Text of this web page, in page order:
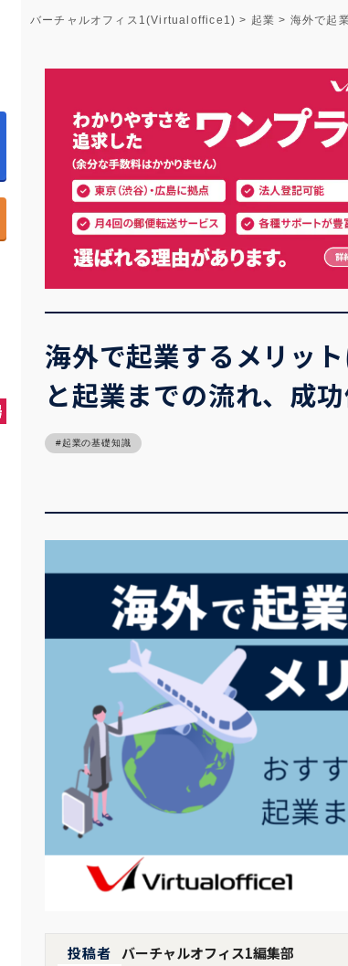
バーチャルオフィス1(Virtualoffice1) > 起業 > 海外で起
海外で起業するメリッ
と起業までの流れ、成
起業の基礎知識
投稿者 バーチャルオフィス1編集部